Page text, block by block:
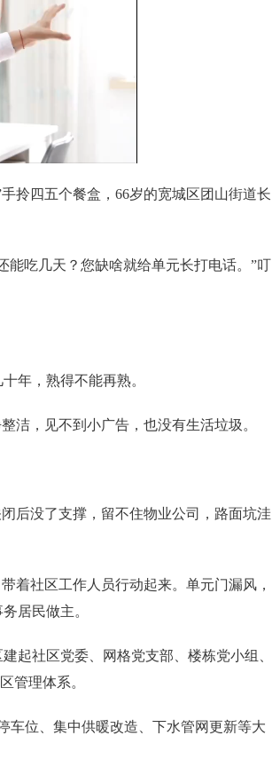
四五个餐盒，66岁的宽城区团山街道长
吃几天？您缺啥就给单元长打电话。”叮
年，熟得不能再熟。
，见不到小广告，也没有生活垃圾。
后没了支撑，留不住物业公司，路面坑洼
社区工作人员行动起来。单元门漏风，
居民做主。
社区党委、网格党支部、楼栋党小组、
管理体系。
位、集中供暖改造、下水管网更新等大